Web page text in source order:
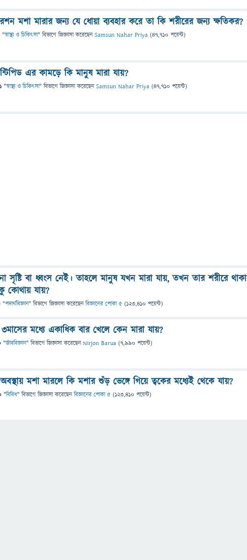
মশা মারার জন্য যে ধোয়া ব্যবহার করে তা কি শরীরের জন্য ক্ষতিকর?
"স্বাস্থ্য ও চিকিৎসা" বিভাগে জিজ্ঞাসাকরেছেনSamsun Nahar Priya (47,710 পয়েন্ট)
এর কামড়ে কি মানুষ মারা যায়?
"স্বাস্থ্য ও চিকিৎসা" বিভাগে জিজ্ঞাসাকরেছেনSamsun Nahar Priya (47,710 পয়েন্ট)
সৃষ্টি বা ধ্বংস নেই। তাহলে মানুষ যখন মারা যায়, তখন তার শরীরে থাকা
কোথায় যায়?
"পদার্থবিজ্ঞান" বিভাগে জিজ্ঞাসাকরেছেনবিজ্ঞানের পোকা ৫ (123,410 পয়েন্ট)
মধ্যে একাধিক বার খেলে কেন মারা যায়?
"জীববিজ্ঞান" বিভাগে জিজ্ঞাসাকরেছেনNirjon Barua (7,990 পয়েন্ট)
মশা মারলে কি মশার শুঁড় ভেঙ্গে গিয়ে ত্বকের মধ্যেই থেকে যায়?
"বিবিধ" বিভাগে জিজ্ঞাসাকরেছেনবিজ্ঞানের পোকা ৫ (123,410 পয়েন্ট)